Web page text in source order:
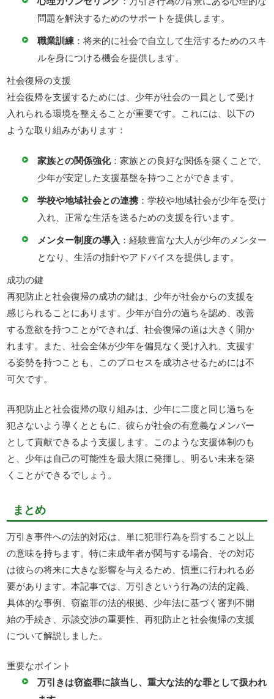
問題を解決するためのサポートを提供します。
職業訓練：将来的に社会で自立して生活するためのスキ
ルを身につける機会を提供します。
社会復帰の支援
社会復帰を支援するためには、少年が社会の一員として受け
入れられる環境を整えることが重要です。これには、以下の
ような取り組みがあります：
家族との関係強化：家族との良好な関係を築くことで、
少年が安定した支援基盤を持つことができます。
学校や地域社会との連携 ：学校や地域社会が少年を受け
入れ、正常な生活を送るための支援を行います。
メンター制度の導入 ：経験豊富な大人が少年のメンター
となり、生活の指針やアドバイスを提供します。
成功の鍵
再犯防止と社会復帰の成功の鍵は、少年が社会からの支援を
感じられることにあります。少年が自分の過ちを認め、改善
する意欲を持つことができれば、社会復帰の道は大きく開か
れます。また、社会全体が少年を偏見なく受け入れ、支援す
る姿勢を持つことも、このプロセスを成功させるためには不
可欠です。
再犯防止と社会復帰の取り組みは、少年に二度と同じ過ちを
犯さないよう導くとともに、彼らが社会の有意義なメンバー
として貢献できるよう支援します。このような支援体制のも
と、少年は自己の可能性を最大限に発揮し、明るい未来を築
くことができるでしょう。
まとめ
万引き事件への法的対応は、単に犯罪行為を罰すること以上
の意味を持ちます。特に未成年者が関与する場合、その対応
は彼らの将来に大きな影響を与えるため、慎重に行われる必
要があります。本記事では、万引きという行為の法的定義、
具体的な事例、窃盗罪の法的根拠、少年法に基づく審判不開
始の手続き、示談交渉の重要性、再犯防止と社会復帰の支援
について解説しました。
重要なポイント
万引きは窃盗罪に該当し、重大な法的な罪として扱われ